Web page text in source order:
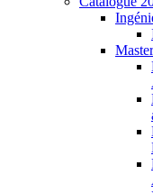
Master